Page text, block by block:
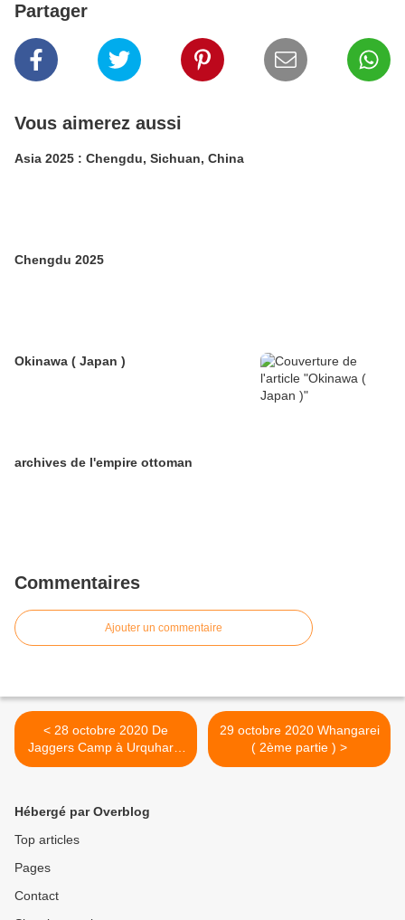
Partager
Vous aimerez aussi
Asia 2025 : Chengdu, Sichuan, China
Chengdu 2025
Okinawa ( Japan )
archives de l'empire ottoman
Commentaires
Ajouter un commentaire
< 28 octobre 2020 De
Jaggers Camp à Urquharts
Bay ( Versant nord de la
29 octobre 2020 Whangarei
( 2ème partie ) >
Hébergé par Overblog
Top articles
Pages
Contact